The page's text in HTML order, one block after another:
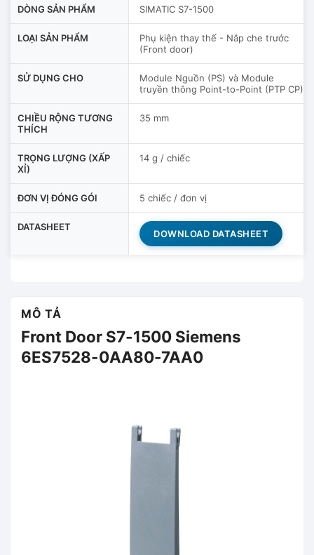
DÒNG SẢN PHẨM SIMATIC S7-1500
LOẠI SẢN PHẨM
Phụ kiện thay thế - Nắp che trước
(Front door)
SỬ DỤNG CHO
Module Nguồn (PS) và Module
truyền thông Point-to-Point (PTP CP)
CHIỀU RỘNG TƯƠNG
THÍCH
35 mm
TRỌNG LƯỢNG (XẤP
XỈ)
14 g / chiếc
ĐƠN VỊ ĐÓNG GÓI 5 chiếc / đơn vị
DATASHEET
DOWNLOAD DATASHEET
MÔ TẢ
Front Door S7-1500 Siemens
6ES7528-0AA80-7AA0